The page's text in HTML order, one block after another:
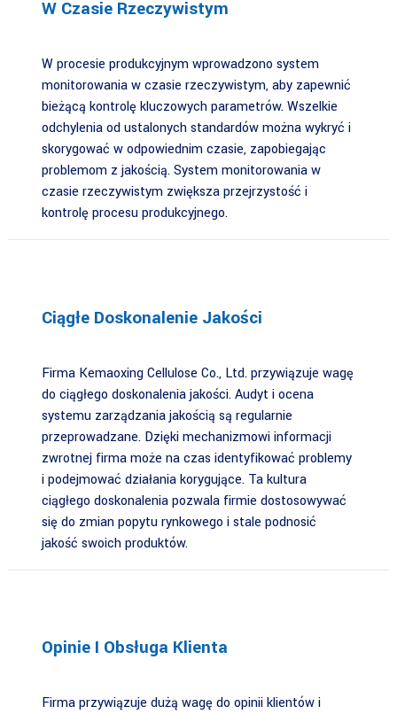
W Czasie Rzeczywistym
W procesie produkcyjnym wprowadzono system
monitorowania w czasie rzeczywistym, aby zapewnić
bieżącą kontrolę kluczowych parametrów. Wszelkie
odchylenia od ustalonych standardów można wykryć i
skorygować w odpowiednim czasie, zapobiegając
problemom z jakością. System monitorowania w
czasie rzeczywistym zwiększa przejrzystość i
kontrolę procesu produkcyjnego.
Ciągłe Doskonalenie Jakości
Firma Kemaoxing Cellulose Co., Ltd. przywiązuje wagę
do ciągłego doskonalenia jakości. Audyt i ocena
systemu zarządzania jakością są regularnie
przeprowadzane. Dzięki mechanizmowi informacji
zwrotnej firma może na czas identyfikować problemy
i podejmować działania korygujące. Ta kultura
ciągłego doskonalenia pozwala firmie dostosowywać
się do zmian popytu rynkowego i stale podnosić
jakość swoich produktów.
Opinie I Obsługa Klienta
Firma przywiązuje dużą wagę do opinii klientów i